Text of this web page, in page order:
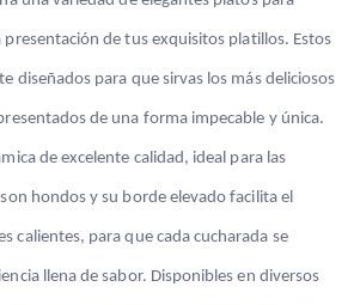
presentación de tus exquisitos platillos. Estos
diseñados para que sirvas los más deliciosos
de una forma impecable y única.
de excelente calidad, ideal para las
hondos y su borde elevado facilita el
calientes, para que cada cucharada se
llena de sabor. Disponibles en diversos